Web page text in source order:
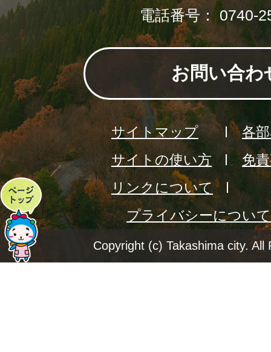
ペ
ー
ジ
電話番号： 0740-
お問い合わ
サイトマップ
各
サイトの使い方
免
リンクについて
プライバシーについて
Copyright (c) Takashima city. All